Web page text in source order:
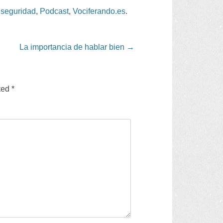
, Podcast,Vociferando.es.
La importancia de hablar bien →
*